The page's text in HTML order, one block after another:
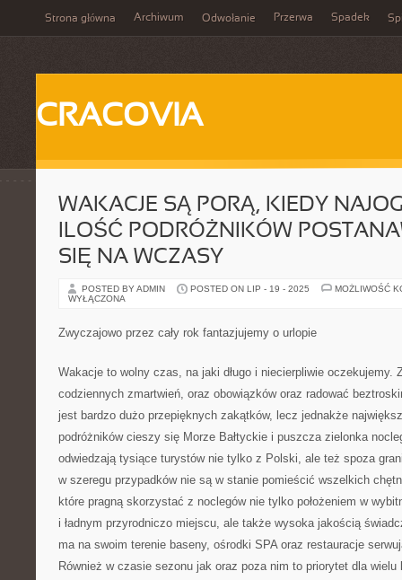
Strona główna Archiwum Odwołanie Przerwa Spadek
CRACOVIA
WAKACJE SĄ PORĄ, KIEDY
ILOŚĆ PODRÓŻNIKÓW
SIĘ NA WCZASY
POSTED BY ADMIN POSTED ON LIP - 19 - 2025
MOŻLIWOŚĆ
WYŁĄCZONA
Zwyczajowo przez cały rok fantazjujemy o urlopie
Wakacje to wolny czas, na jaki długo i niecierpliwie oczekujemy.
codziennych zmartwień, oraz obowiązków oraz radować
jest bardzo dużo przepięknych zakątków, lecz jednakże
podróżników cieszy się Morze Bałtyckie i puszcza zielonka
odwiedzają tysiące turystów nie tylko z Polski, ale też spoza
w szeregu przypadków nie są w stanie pomieścić wszelkich
które pragną skorzystać z noclegów nie tylko położeniem w
i ładnym przyrodniczo miejscu, ale także wysoka jakością
ma na swoim terenie baseny, ośrodki SPA oraz restauracje
Również w czasie sezonu jak oraz poza nim to priorytet dla